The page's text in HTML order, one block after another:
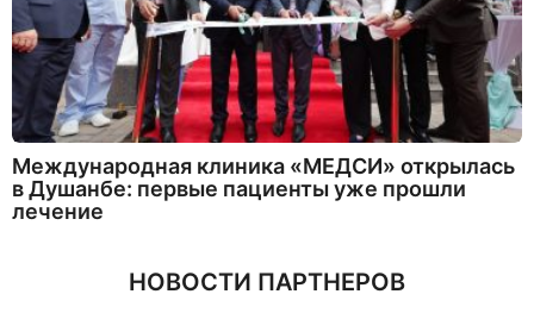
Международная клиника «МЕДСИ» открылась
в Душанбе: первые пациенты уже прошли
лечение
НОВОСТИ ПАРТНЕРОВ